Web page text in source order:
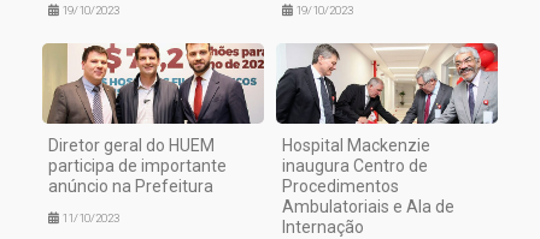
19/10/2023 19/10/2023
Diretor geral do HUEM
participa de importante
anúncio na Prefeitura
11/10/2023
Hospital Mackenzie
inaugura Centro de
Procedimentos
Ambulatoriais e Ala de
Internação